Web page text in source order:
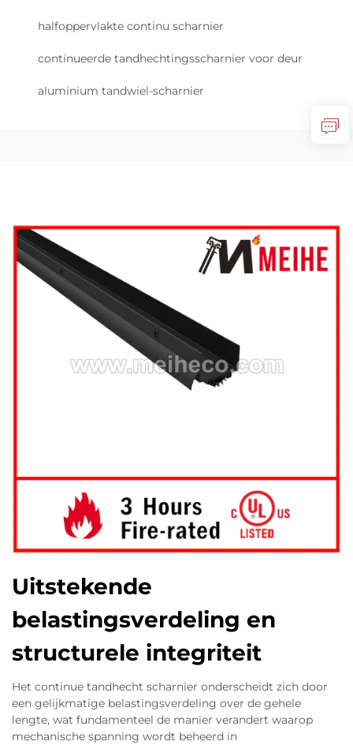
halfoppervlakte continu scharnier
continueerde tandhechtingsscharnier voor deur
aluminium tandwiel-scharnier
Uitstekende
belastingsverdeling en
structurele integriteit
Het continue tandhecht scharnier onderscheidt zich door
een gelijkmatige belastingsverdeling over de gehele
lengte, wat fundamenteel de manier verandert waarop
mechanische spanning wordt beheerd in